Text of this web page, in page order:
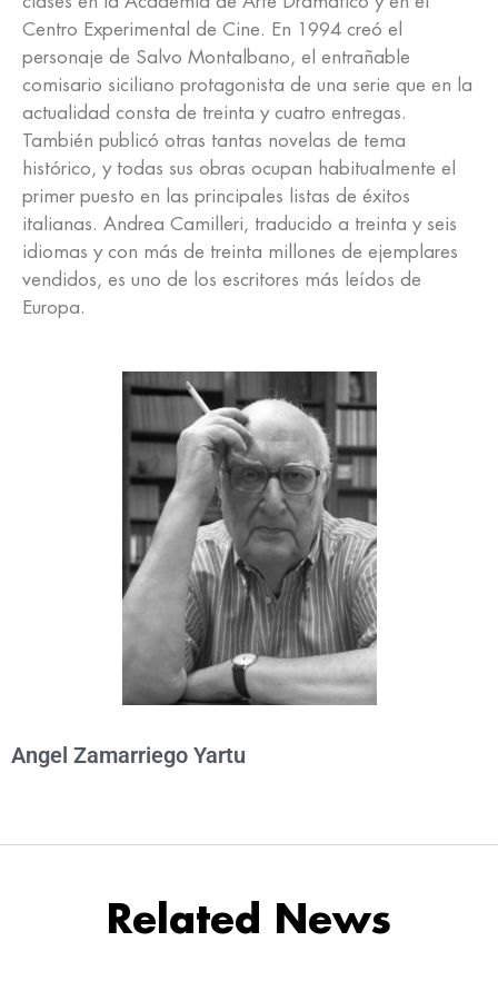
Centro Experimental de Cine. En 1994 creó el
personaje de Salvo Montalbano, el entrañable
comisario siciliano protagonista de una serie que en la
actualidad consta de treinta y cuatro entregas.
También publicó otras tantas novelas de tema
histórico, y todas sus obras ocupan habitualmente el
primer puesto en las principales listas de éxitos
italianas. Andrea Camilleri, traducido a treinta y seis
idiomas y con más de treinta millones de ejemplares
vendidos, es uno de los escritores más leídos de
Europa.
Angel Zamarriego Yartu
Related News